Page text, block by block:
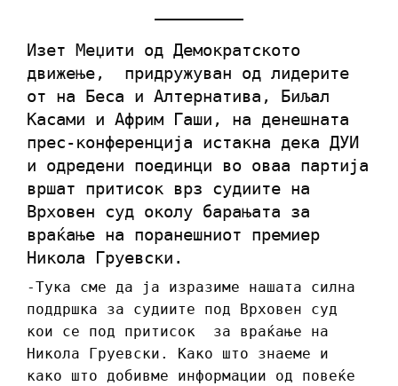
Изет Меџити од Демократското
движење,
придружуван од лидерите
от на Беса и Алтернатива, Биљал
Касами и Африм Гаши, на денешната
прес-конференција истакна дека ДУИ
и одредени поединци во оваа партија
вршат притисок врз судиите на
Врховен суд околу барањата за
враќање на поранешниот премиер
Никола Груевски.
-Тука сме да ја изразиме нашата силна
поддршка за судиите под Врховен суд
кои се под притисок за враќање на
Никола Груевски. Како што знаеме и
како што добивме информации од повеќе